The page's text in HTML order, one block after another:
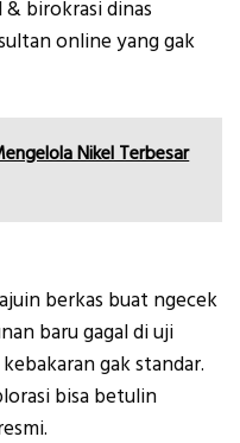
birokrasi dinas
online yang gak
Nikel Terbesar
berkas buat ngecek
baru gagal di uji
gak standar.
bisa betulin